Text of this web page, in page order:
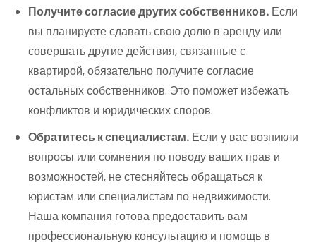
Получите согласие других собственников. Если
вы планируете сдавать свою долю в аренду или
совершать другие действия, связанные с
квартирой, обязательно получите согласие
остальных собственников. Это поможет избежать
конфликтов и юридических споров.
Обратитесь к специалистам. Если у вас возникли
вопросы или сомнения по поводу ваших прав и
возможностей, не стесняйтесь обращаться к
юристам или специалистам по недвижимости.
Наша компания готова предоставить вам
профессиональную консультацию и помощь в